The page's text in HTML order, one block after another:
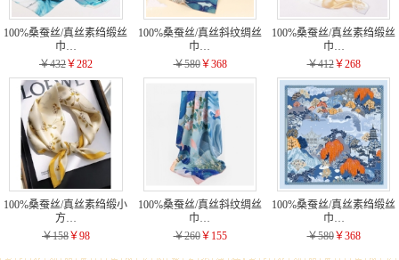
100%桑蚕丝/真丝素绉缎丝
巾…
￥432￥282
100%桑蚕丝/真丝斜纹绸丝
巾…
￥580￥368
100%桑蚕丝/真丝素绉缎丝
巾…
￥412￥268
100%桑蚕丝/真丝素绉缎小
方…
￥158￥98
100%桑蚕丝/真丝斜纹绸丝
巾…
￥260￥155
100%桑蚕丝/真丝素绉缎丝
巾…
￥580￥368